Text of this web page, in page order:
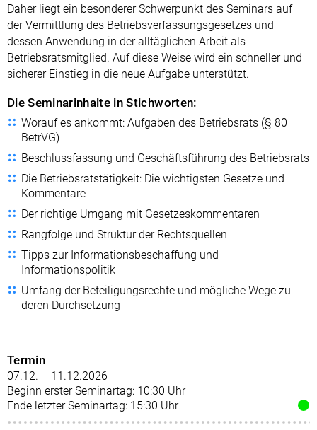
Daher liegt ein besonderer Schwerpunkt des Seminars auf
der Vermittlung des Betriebsverfassungsgesetzes und
dessen Anwendung in der alltäglichen Arbeit als
Betriebsratsmitglied. Auf diese Weise wird ein schneller und
sicherer Einstieg in die neue Aufgabe unterstützt.
Die Seminarinhalte in Stichworten:
Worauf es ankommt: Aufgaben des Betriebsrats (§ 80
BetrVG)
Beschlussfassung und Geschäftsführung des Betriebsrats
Die Betriebsratstätigkeit: Die wichtigsten Gesetze und
Kommentare
Der richtige Umgang mit Gesetzeskommentaren
Rangfolge und Struktur der Rechtsquellen
Tipps zur Informationsbeschaffung und
Informationspolitik
Umfang der Beteiligungsrechte und mögliche Wege zu
deren Durchsetzung
Termin
07.12. – 11.12.2026
Beginn erster Seminartag: 10:30 Uhr
Ende letzter Seminartag: 15:30 Uhr